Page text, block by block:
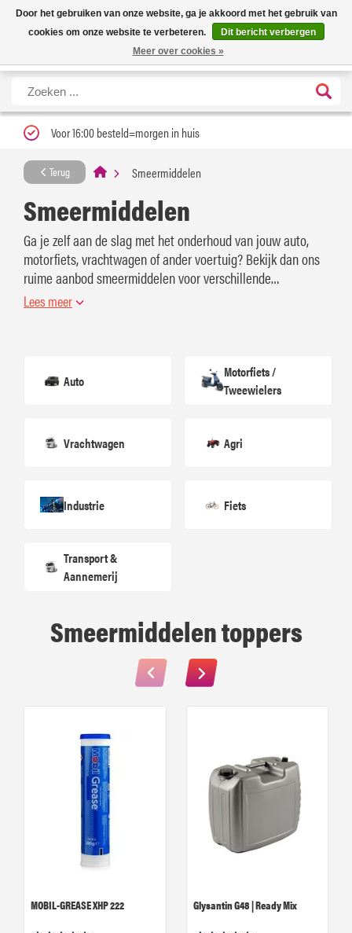
Nieuwe levertijd: 1 tot 3 werkdagen | Nu 25% korting op gehele assortiment
Carfume met kortingscode ''verfrissend''
X
Voor 16:00 besteld=morgen in huis
Terug Smeermiddelen
Smeermiddelen
Ga je zelf aan de slag met het onderhoud van jouw auto,
motorfiets, vrachtwagen of ander voertuig? Bekijk dan ons
ruime aanbod smeermiddelen voor verschillende
categorieën. Koop smeermiddel gemakkelijk online bij
Lees meer
Auto
Motorfiets /
Tweewielers
Vrachtwagen Agri
Industrie Fiets
Transport &
Aannemerij
Smeermiddelentoppers
MOBIL-GREASE XHP 222 Glysantin G48 | Ready Mix
Door het gebruiken van onze website, ga je akkoord met het gebruik van
cookies om onze website te verbeteren.
Dit bericht verbergen
Meer over cookies »